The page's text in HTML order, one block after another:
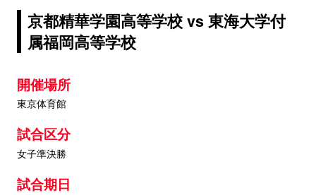
京都精華学園高等学校 vs 東海大学付
属福岡高等学校
開催場所
東京体育館
試合区分
女子準決勝
試合期日